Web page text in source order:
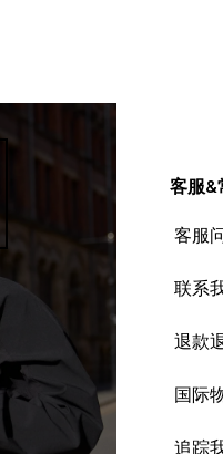
客服&
客服
联系
退款
国际
追踪